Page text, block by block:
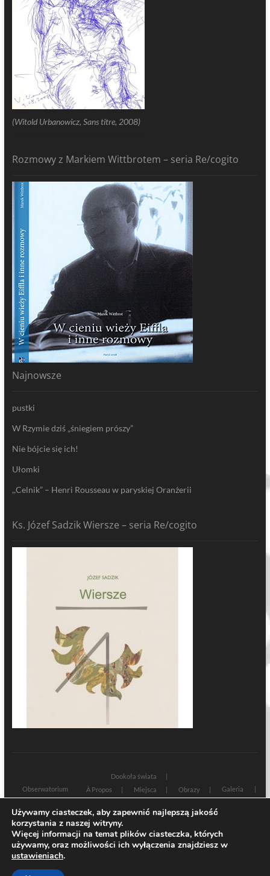
(Witold Urbanowicz, Sans titre, 2008)
Rozmowy z Markiem Wittbrotem – seria Re/cogito
Najnowsze
pustki
W Rzymie dziś „śniegiem prószy”
Nie bójcie się ich!
Ułomki
,,Celnik” – Henri Rousseau w paryskiej Oranżerii
Ks. Józef Sadzik Wiersze – seria Re/cogito
Dookoła świata
Obserwatorium
À Propos Miejsca Obrazy
Galeria
Sacrum profanum
Zamyślenia
Teksty
Rozmowy Świadectwa Na marginesie
| Designed by:Theme Freesia
Używamy ciasteczek, aby zapewnić najlepszą jakość
korzystania z naszej witryny.
Więcej informacji na temat plików ciasteczka, których
używamy, oraz możliwości ich wyłączenia znajdziesz w
ustawieniach.